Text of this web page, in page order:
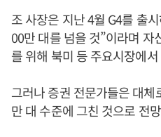
조 사장은 지난 4월 G4를 출
00만 대를 넘을 것”이라며 자
를 위해 북미 등 주요시장에
그러나 증권 전문가들은 대
만 대 수준에 그친 것으로 전